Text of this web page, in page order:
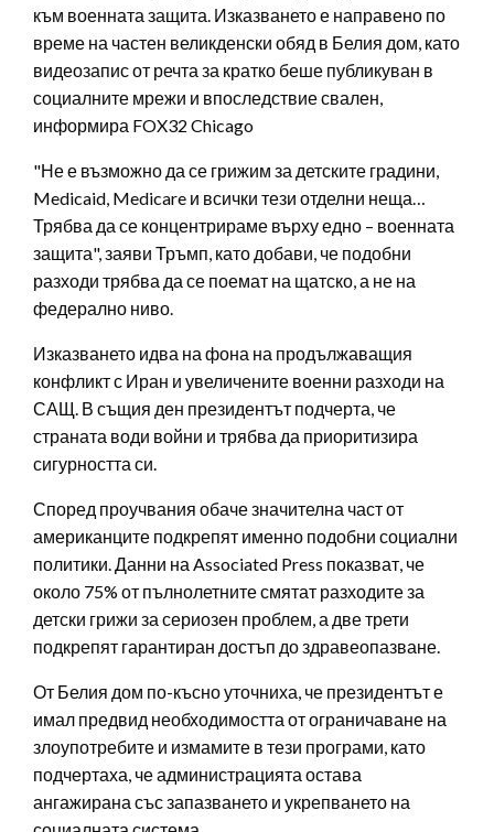
към военната защита. Изказването е направено по
време на частен великденски обяд в Белия дом, като
видеозапис от речта за кратко беше публикуван в
социалните мрежи и впоследствие свален,
информира FOX32 Chicago
"Не е възможно да се грижим за детските градини,
Medicaid, Medicare и всички тези отделни неща…
Трябва да се концентрираме върху едно – военната
защита", заяви Тръмп, като добави, че подобни
разходи трябва да се поемат на щатско, а не на
федерално ниво.
Изказването идва на фона на продължаващия
конфликт с Иран и увеличените военни разходи на
САЩ. В същия ден президентът подчерта, че
страната води войни и трябва да приоритизира
сигурността си.
Според проучвания обаче значителна част от
американците подкрепят именно подобни социални
политики. Данни на Associated Press показват, че
около 75% от пълнолетните смятат разходите за
детски грижи за сериозен проблем, а две трети
подкрепят гарантиран достъп до здравеопазване.
От Белия дом по-късно уточниха, че президентът е
имал предвид необходимостта от ограничаване на
злоупотребите и измамите в тези програми, като
подчертаха, че администрацията остава
ангажирана със запазването и укрепването на